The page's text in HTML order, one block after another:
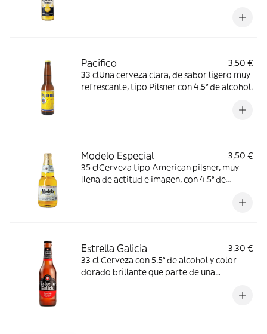
Pacifico
3,50 €
33 clUna cerveza clara, de sabor ligero muy
refrescante, tipo Pilsner con 4.5° de alcohol.
Modelo Especial
3,50 €
35 clCerveza tipo American pilsner, muy
llena de actitud e imagen, con 4.5° de
Estrella Galicia
3,30 €
33 cl Cerveza con 5.5° de alcohol y color
dorado brillante que parte de una